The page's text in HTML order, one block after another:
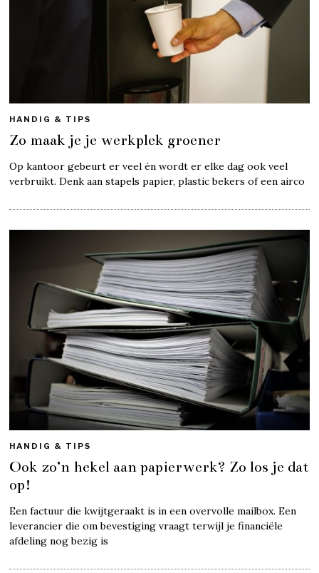
HANDIG & TIPS
Zo maak je je werkplek groener
Op kantoor gebeurt er veel én wordt er elke dag ook veel
verbruikt. Denk aan stapels papier, plastic bekers of een airco
HANDIG & TIPS
Ook zo’n hekel aan papierwerk? Zo los je dat
op!
Een factuur die kwijtgeraakt is in een overvolle mailbox. Een
leverancier die om bevestiging vraagt terwijl je financiële
afdeling nog bezig is